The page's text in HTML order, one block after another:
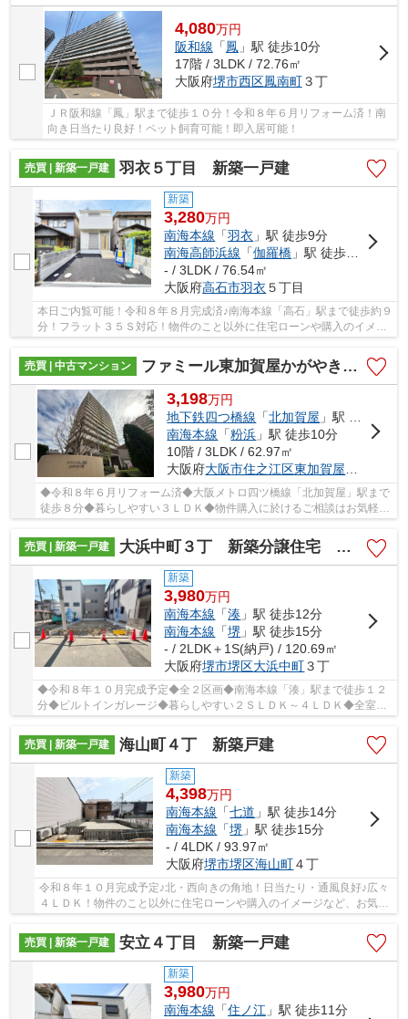
4,080万円
阪和線 「鳳」駅 徒歩10分
17階 / 3LDK / 72.76㎡
大阪府堺市西区鳳南町３丁
ＪＲ阪和線「鳳」駅まで徒歩１０分！令和８年６月リフォーム済！南
向き日当たり良好！ペット飼育可能！即入居可能！
売買 | 新築一戸建 羽衣５丁目 新築一戸建
新築
3,280万円
南海本線 「羽衣 」駅 徒歩9分
南海高師浜線 「伽羅橋 」駅 徒歩6分
- / 3LDK / 76.54㎡
大阪府高石市羽衣５丁目
本日ご内覧可能！令和８年８月完成済♪南海本線「高石」駅まで徒歩約９
分！フラット３５Ｓ対応！物件のこと以外に住宅ローンや購入のイメー
ジなど、お気軽にお問い合わせください♪
売買 | 中古マンション
ファミール東加賀屋かがやきの街
3,198万円
地下鉄四つ橋線 「北加賀屋 」駅 徒歩8分
南海本線 「粉浜 」駅 徒歩10分
10階 / 3LDK / 62.97㎡
大阪府大阪市住之江区東加賀屋
◆令和８年６月リフォーム済◆大阪メトロ四ツ橋線「北加賀屋」駅まで
徒歩８分◆暮らしやすい３ＬＤＫ◆物件購入に於けるご相談はお気軽に
お問合せください♪
売買 | 新築一戸建
大浜中町３丁 新築分譲住宅 全２区画
新築
3,980万円
南海本線 「湊 」駅 徒歩12分
南海本線 「堺 」駅 徒歩15分
- / 2LDK＋1S(納戸) / 120.69㎡
大阪府堺市堺区大浜中町３丁
◆令和８年１０月完成予定◆全２区画◆南海本線「湊」駅まで徒歩１２
分◆ビルトインガレージ◆暮らしやすい２ＳＬＤＫ～４ＬＤＫ◆全室収
売買 | 新築一戸建
海山町４丁 新築戸建
新築
4,398万円
南海本線 「七道 」駅 徒歩14分
南海本線 「堺 」駅 徒歩15分
- / 4LDK / 93.97㎡
大阪府堺市堺区海山町４丁
令和８年１０月完成予定♪北・西向きの角地！日当たり・通風良好♪広々
４ＬＤＫ！物件のこと以外に住宅ローンや購入のイメージなど、お気軽
売買 | 新築一戸建
安立４丁目 新築一戸建
新築
3,980万円
南海本線 「住ノ江 」駅 徒歩11分